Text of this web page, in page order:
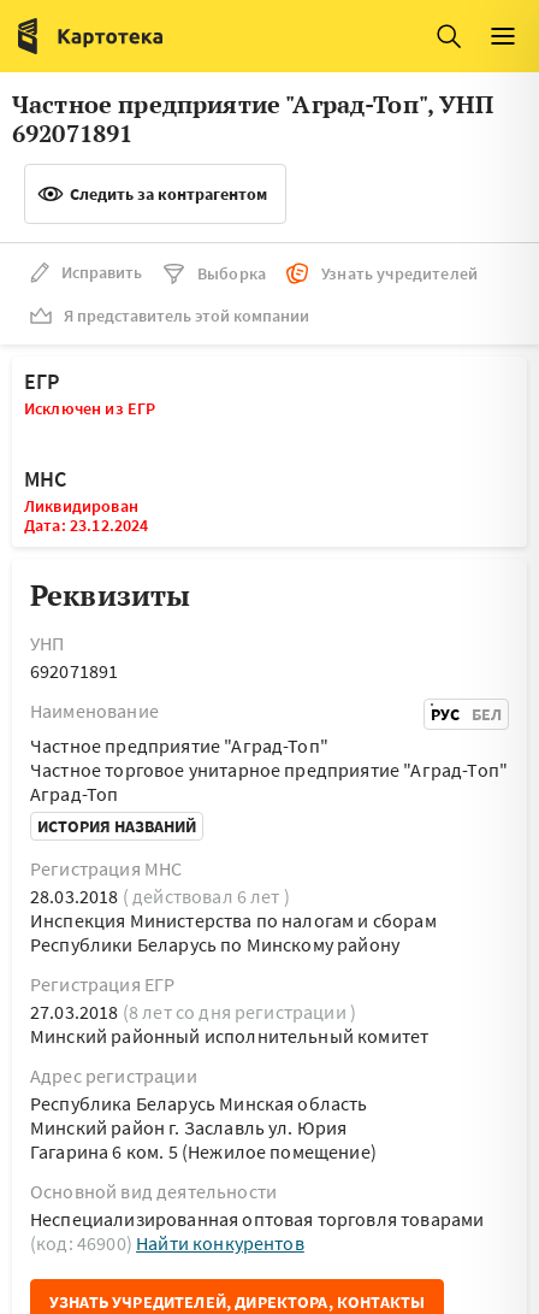
Италия
Люксембург
Литва
Латвия
Словения
Франция
Финляндия
Швеция
Мальта
Частное предприятие "Аград-Топ", УНП
692071891
Следить за контрагентом
Исправить Выборка
Узнать учредителей
Я представитель этой компании
ЕГР
Исключен из ЕГР
МНС
Ликвидирован
Дата: 23.12.2024
Реквизиты
УНП
692071891
Наименование
РУС БЕЛ
Частное предприятие "Аград-Топ"
Частное торговое унитарное предприятие "Аград-Топ"
Аград-Топ
ИСТОРИЯ НАЗВАНИЙ
Регистрация МНС
28.03.2018 ( действовал 6 лет )
Инспекция Министерства по налогам и сборам
Республики Беларусь по Минскому району
Регистрация ЕГР
27.03.2018 (8 лет со дня регистрации )
Минский районный исполнительный комитет
Адрес регистрации
Республика Беларусь Минская область
Минский район г. Заславль ул. Юрия
Гагарина 6 ком. 5 (Нежилое помещение)
Основной вид деятельности
Неспециализированная оптовая торговля товарами
(код: 46900) Найти конкурентов
УЗНАТЬ УЧРЕДИТЕЛЕЙ, ДИРЕКТОРА, КОНТАКТЫ